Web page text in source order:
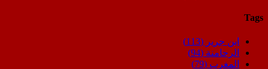
Tags
ابن جرير (113)
الرحامنة (94)
المغرب (79)